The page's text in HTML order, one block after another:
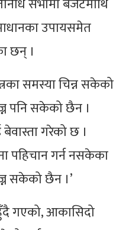
सभामा बजेटमाथि
उपायसमेत
छन् ।
समस्या चिन्न सकेको
पनि सकेको छैन ।
गरेको छ ।
पहिचान गर्न नसकेका
सकेको छैन ।’
गएको, आकासिदो